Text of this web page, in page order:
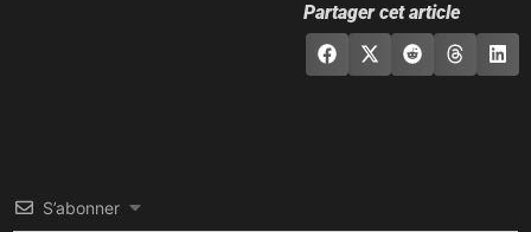
Partager cet article
S’abonner